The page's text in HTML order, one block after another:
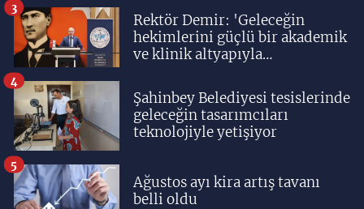
Rektör Demir: 'Geleceğin
hekimlerini güçlü bir akademik
ve klinik altyapıyla
3
Şahinbey Belediyesi tesislerinde
geleceğin tasarımcıları
teknolojiyle yetişiyor
4
Ağustos ayı kira artış tavanı
belli oldu
5